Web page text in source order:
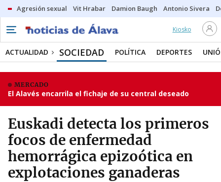
Agresión sexual Vit Hrabar Damion Baugh Antonio Sivera
Kiosko
ACTUALIDAD SOCIEDAD POLÍTICA DEPORTES
MERCADO
El Alavés encarrila el fichaje de su central deseado
Euskadi detecta los primeros
focos de enfermedad
hemorrágica epizoótica en
explotaciones ganaderas